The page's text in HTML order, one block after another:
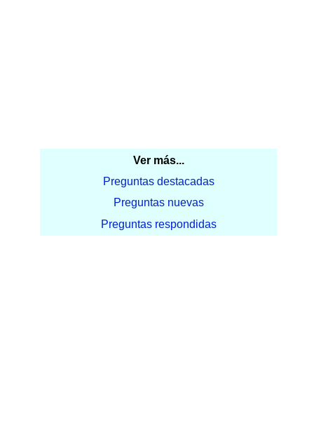
Ver más...
Preguntas destacadas
Preguntas nuevas
Preguntas respondidas